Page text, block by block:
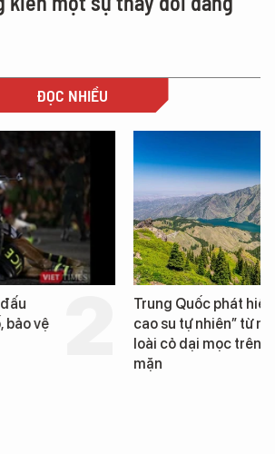
ĐỌC NHIỀU
bảo vệ
Trung Quốc phát hiện
cao su tự nhiên” từ
loài cỏ dại mọc trên
mặn